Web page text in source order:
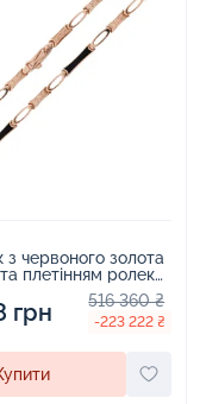
червоного золота
плетінням ролекс
грн 516 360 ₴
-223 222 ₴